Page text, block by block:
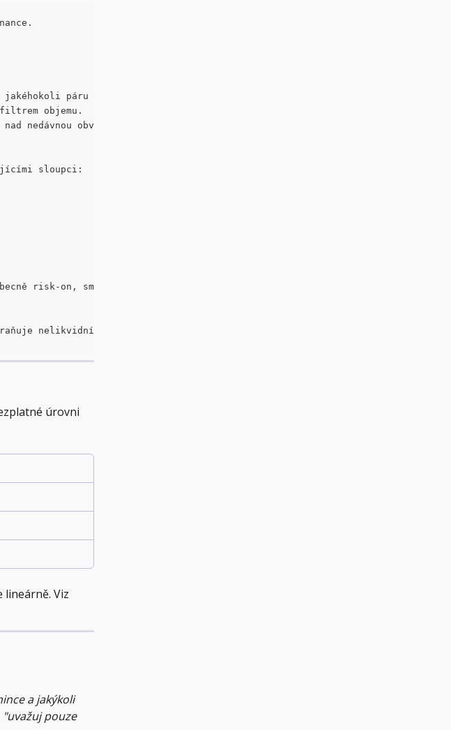
páru s 24H objemem pod 10 milionů USD.
objemu.
nedávnou obvyklou úrovní).
sloupci:
risk-on, smíšený, ostrý pokles altcoinů).
nelikvidní micro-capy, které často vykazují pohyby o 100%+ při malém
úrovni
lineárně. Viz
a jakýkoli
"uvažuj pouze